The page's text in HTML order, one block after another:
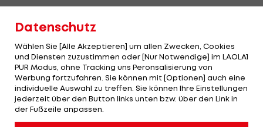
Datenschutz
Wählen Sie [Alle Akzeptieren] um allen Zwecken, Cookies
und Diensten zuzustimmen oder [Nur Notwendige] im LAOLA1
PUR Modus, ohne Tracking uns Peronsalisierung von
Werbung fortzufahren. Sie können mit [Optionen] auch eine
individuelle Auswahl zu treffen. Sie können Ihre Einstellungen
jederzeit über den Button links unten bzw. über den Link in
der Fußzeile anpassen.